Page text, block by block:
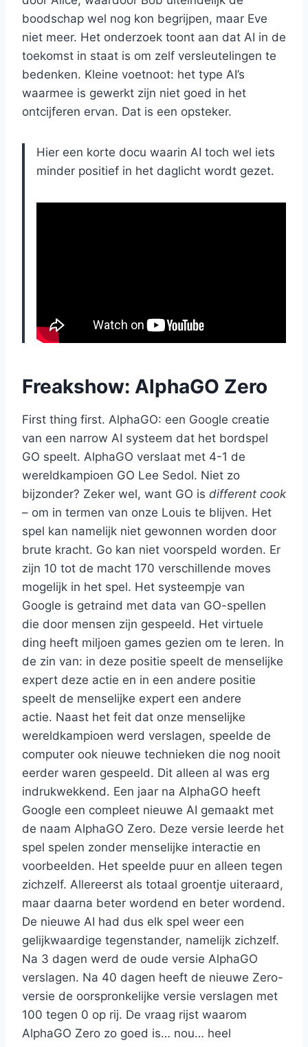
boodschap wel nog kon begrijpen, maar Eve
niet meer. Het onderzoek toont aan dat AI in de
toekomst in staat is om zelf versleutelingen te
bedenken. Kleine voetnoot: het type AI’s
waarmee is gewerkt zijn niet goed in het
ontcijferen ervan. Dat is een opsteker.
Hier een korte docu waarin AI toch wel iets
minder positief in het daglicht wordt gezet.
Freakshow: AlphaGO Zero
First thing first. AlphaGO: een Google creatie
van een narrow AI systeem dat het bordspel
GO speelt. AlphaGO verslaat met 4-1 de
wereldkampioen GO Lee Sedol. Niet zo
bijzonder? Zeker wel, want GO is different cook
– om in termen van onze Louis te blijven. Het
spel kan namelijk niet gewonnen worden door
brute kracht. Go kan niet voorspeld worden. Er
zijn 10 tot de macht 170 verschillende moves
mogelijk in het spel. Het systeempje van
Google is getraind met data van GO-spellen
die door mensen zijn gespeeld. Het virtuele
ding heeft miljoen games gezien om te leren. In
de zin van: in deze positie speelt de menselijke
expert deze actie en in een andere positie
speelt de menselijke expert een andere
actie. Naast het feit dat onze menselijke
wereldkampioen werd verslagen, speelde de
computer ook nieuwe technieken die nog nooit
eerder waren gespeeld. Dit alleen al was erg
indrukwekkend. Een jaar na AlphaGO heeft
Google een compleet nieuwe AI gemaakt met
de naam AlphaGO Zero. Deze versie leerde het
spel spelen zonder menselijke interactie en
voorbeelden. Het speelde puur en alleen tegen
zichzelf. Allereerst als totaal groentje uiteraard,
maar daarna beter wordend en beter wordend.
De nieuwe AI had dus elk spel weer een
gelijkwaardige tegenstander, namelijk zichzelf.
Na 3 dagen werd de oude versie AlphaGO
verslagen. Na 40 dagen heeft de nieuwe Zero-
versie de oorspronkelijke versie verslagen met
100 tegen 0 op rij. De vraag rijst waarom
AlphaGO Zero zo goed is… nou… heel